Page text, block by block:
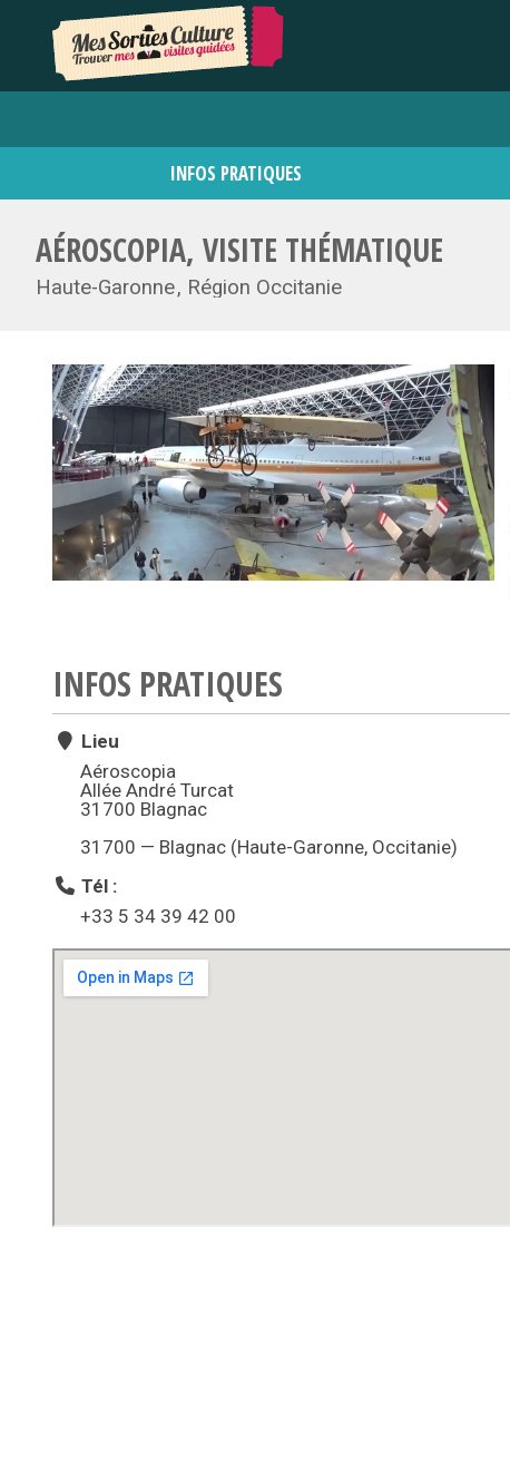
INFOS PRATIQUES
AÉROSCOPIA, VISITE THÉMATIQUE
Haute-Garonne Région Occitanie
INFOS PRATIQUES
Lieu
Aéroscopia
Allée André Turcat
31700 Blagnac
31700 — Blagnac (Haute-Garonne, Occitanie)
Tél :
+33 5 34 39 42 00